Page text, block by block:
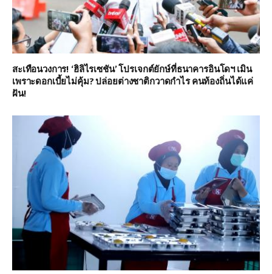
สะเทือนวงการ! ‘ฮิลิไรเซชัน’ โปรเจกต์ยักษ์ที่ธนาคารอินโดฯ เมิน
เพราะดอกเบี้ยไม่คุ้ม? ปล่อยต่างชาติกวาดกำไร คนท้องถิ่นได้แค่
ฝัน!